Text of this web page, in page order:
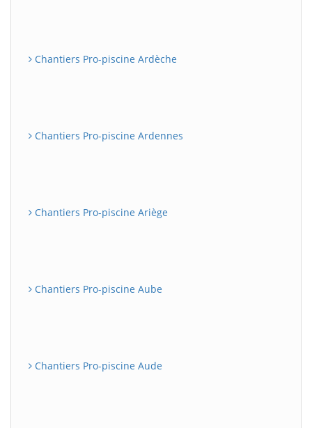
Chantiers Pro-piscine Ardèche
Chantiers Pro-piscine Ardennes
Chantiers Pro-piscine Ariège
Chantiers Pro-piscine Aube
Chantiers Pro-piscine Aude